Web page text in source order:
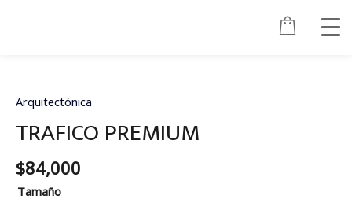
Arquitectónica
TRAFICO PREMIUM
$84,000
Tamaño
cantidad